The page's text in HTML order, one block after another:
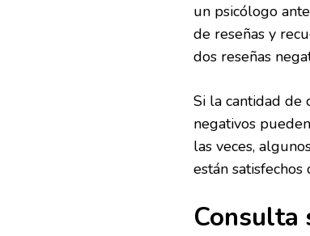
un psicólogo
de reseñas y
dos reseñas
Si la cantidad de
negativos
las veces,
están satisfechos
Consulta